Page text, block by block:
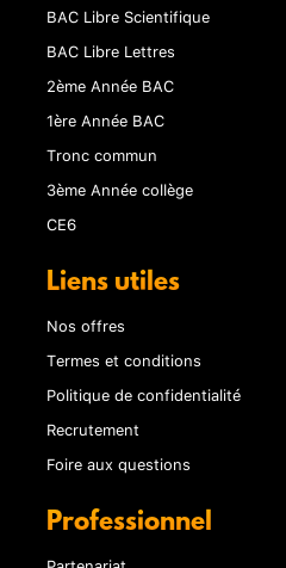
BAC Libre Scientifique
BAC Libre Lettres
2ème Année BAC
1ère Année BAC
Tronc commun
3ème Année collège
CE6
Liens utiles
Nos offres
Termes et conditions
Politique de confidentialité
Recrutement
Foire aux questions
Professionnel